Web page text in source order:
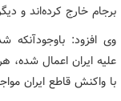
برجام خارج کرده‌اند و
وی افزود: باوجودآنکه
علیه ایران اعمال شده،
با واکنش قاطع ایران